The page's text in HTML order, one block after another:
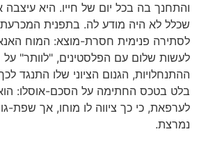
והתחנך בה בכל יום של חייו. היא
שכלל לא היה מודע לה. בתפנית המכרעת
לסתירה פנימית חסרת-מוצא: המוח
לעשות שלום עם הפלסטינים, "לוותר"
ההתנחלויות, הגנום הציוני שלו התנגד
בלט בטכס החתימה על הסכם-אוסלו:
לערפאת, כי כך ציווה לו מוחו, אך שפת-
נמרצת.